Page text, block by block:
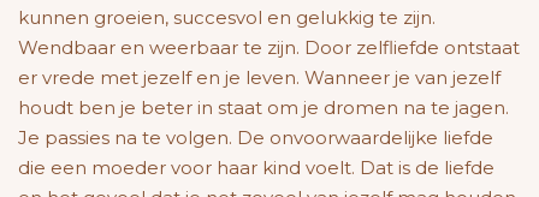
kunnen groeien, succesvol en gelukkig te zijn.
Wendbaar en weerbaar te zijn. Door zelfliefde ontstaat
er vrede met jezelf en je leven. Wanneer je van jezelf
houdt ben je beter in staat om je dromen na te jagen.
Je passies na te volgen. De onvoorwaardelijke liefde
die een moeder voor haar kind voelt. Dat is de liefde